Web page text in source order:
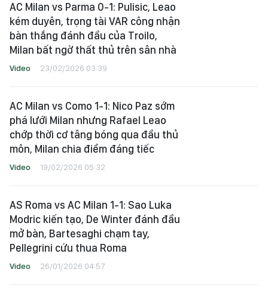
AC Milan vs Parma 0-1: Pulisic, Leao
kém duyên, trọng tài VAR công nhận
bàn thắng đánh đầu của Troilo,
Milan bất ngờ thất thủ trên sân nhà
Video 23/02/2026 03:39
AC Milan vs Como 1-1: Nico Paz sớm
phá lưới Milan nhưng Rafael Leao
chớp thời cơ tâng bóng qua đầu thủ
môn, Milan chia điểm đáng tiếc
Video 19/02/2026 05:32
AS Roma vs AC Milan 1-1: Sao Luka
Modric kiến tạo, De Winter đánh đầu
mở bàn, Bartesaghi chạm tay,
Pellegrini cứu thua Roma
Video 26/01/2026 04:57